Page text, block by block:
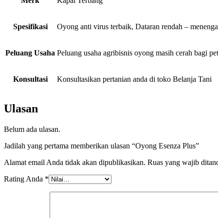
Spesifikasi Oyong anti virus terbaik, Dataran rendah –
Peluang Usaha Peluang usaha agribisnis oyong masih cerah bagi
Konsultasi Konsultasikan pertanian anda di toko Belanja Tani
Ulasan
Belum ada ulasan.
Jadilah yang pertama memberikan ulasan “Oyong Esenza Plus”
Alamat email Anda tidak akan dipublikasikan. Ruas yang wajib
Rating Anda *